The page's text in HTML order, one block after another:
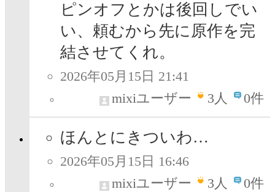
ピンオフとかは後回しでい
い、頼むから先に原作を完
結させてくれ。
2026年05月15日 21:41
mixiユーザー
3人 0件
ほんとにきついわ…
2026年05月15日 16:46
mixiユーザー
3人 0件